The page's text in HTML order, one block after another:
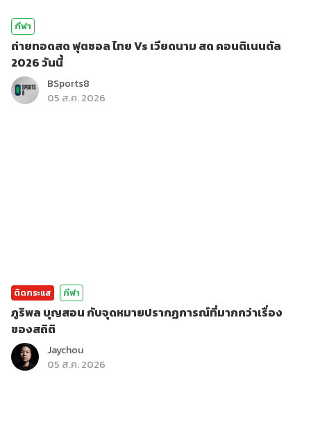
กีฬา
ถ่ายทอดสด ฟุตซอล ไทย Vs เวียดนาม สด คอนติเนนตัล
2026 วันนี้
BSports8
05 ส.ค. 2026
ติดกระแส กีฬา
ภูริพล บุญสอน กับจุดหมายปรากฏการณ์ที่มากกว่าเรื่อง
ของสถิติ
Jaychou
05 ส.ค. 2026